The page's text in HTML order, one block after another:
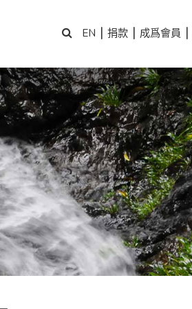
EN | 捐款 | 成爲會員 |